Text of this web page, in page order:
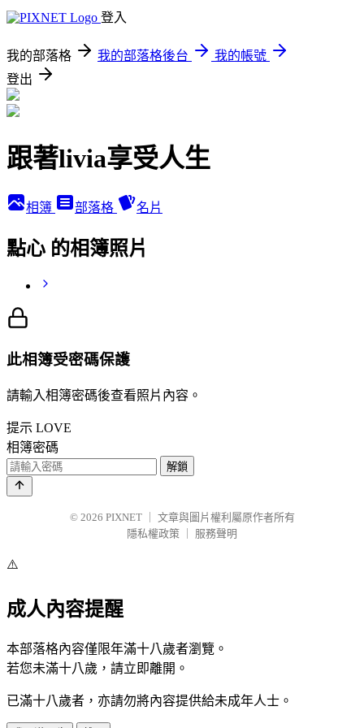
登入
我的部落格 我的部落格後台
我的帳號
登出
跟著livia享受人生
相簿 部落格 名片
點心 的相簿照片
此相簿受密碼保護
請輸入相簿密碼後查看照片內容。
提示 LOVE
相簿密碼
解鎖
© 2026 PIXNET
文章與圖片權利屬原作者所有
隱私權政策
服務聲明
⚠️
成人內容提醒
本部落格內容僅限年滿十八歲者瀏覽。
若您未滿十八歲，請立即離開。
已滿十八歲者，亦請勿將內容提供給未成年人士。